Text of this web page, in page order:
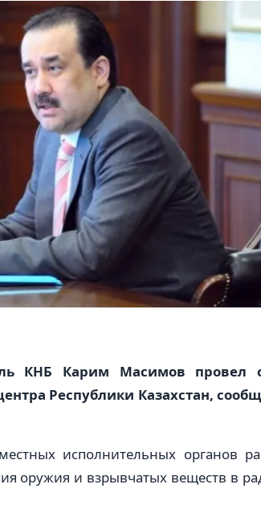
КНБ Карим Масимов провел
Республики Казахстан,
исполнительных органов
оружия и взрывчатых веществ в